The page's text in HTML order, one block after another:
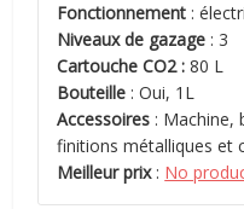
Fonctionnement :
Niveaux de gazage : 3
Cartouche CO2 :80 L
Bouteille : Oui, 1L
Accessoires : Machine,
finitions métalliques et
Meilleur prix: No